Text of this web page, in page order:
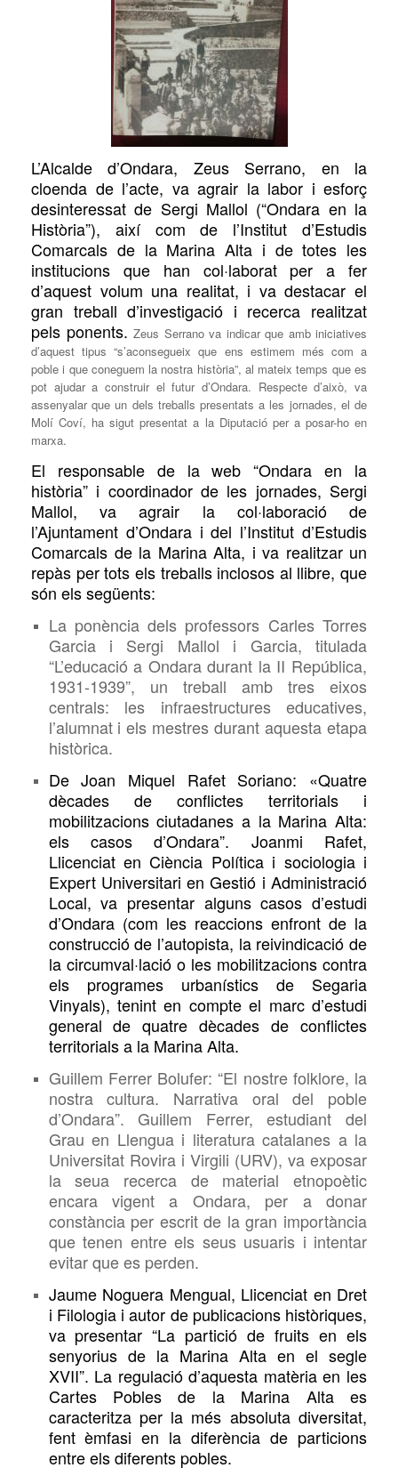
L’Alcalde d’Ondara, Zeus Serrano, en la
cloenda de l’acte, va agrair la labor i esforç
desinteressat de Sergi Mallol (“Ondara en la
Història”), aixícom de l’Institut d’Estudis
Comarcals de la Marina Alta i detotes les
institucions que han col·laborat per a fer
d’aquest volum una realitat, i va destacar el
gran treball d’investigació i recerca realitzat
pels ponents. Zeus Serrano va indicar que amb iniciatives
d’aquest tipus “s’aconsegueix que ens estimem més com a
poble i que coneguem la nostra història”, al mateix temps que es
pot ajudar a construir el futur d’Ondara. Respecte d’això, va
assenyalar que un dels treballs presentats a les jornades, el de
Molí Coví, ha sigut presentat a la Diputació per a posar-ho en
marxa.
El responsable de la web “Ondara en la
història” i coordinador de les jornades, Sergi
Mallol, va agrair la col·laboració de
l’Ajuntament d’Ondara i del l’Institut d’Estudis
Comarcals de la Marina Alta, i va realitzar un
repàs per tots els treballs inclosos al llibre, que
són els següents:
La ponència dels professors Carles Torres
Garcia i Sergi Mallol i Garcia, titulada
“L’educació a Ondara durant la II República,
1931-1939”, un treball amb tres eixos
centrals: les infraestructures educatives,
l’alumnat i els mestres durant aquesta etapa
històrica.
De Joan Miquel Rafet Soriano: «Quatre
dècades de conflictes territorials i
mobilitzacions ciutadanes a la Marina Alta:
els casos d’Ondara”. Joanmi Rafet,
Llicenciat en Ciència Política i sociologia i
Expert Universitari en Gestió i Administració
Local, va presentar alguns casos d’estudi
d’Ondara (com les reaccions enfront de la
construcció de l’autopista, la reivindicació de
la circumval·lació o les mobilitzacions contra
els programes urbanístics de Segaria
Vinyals), tenint en compte el marc d’estudi
general de quatre dècades de conflictes
territorials a la Marina Alta.
Guillem Ferrer Bolufer: “El nostre folklore, la
nostra cultura. Narrativa oral del poble
d’Ondara”. Guillem Ferrer, estudiant del
Grau en Llengua i literatura catalanes a la
Universitat Rovira i Virgili (URV), va exposar
la seua recerca de material etnopoètic
encara vigent a Ondara, per a donar
constància per escrit de la gran importància
que tenen entre els seus usuaris i intentar
evitar que es perden.
Jaume Noguera Mengual, Llicenciat en Dret
i Filologia i autor de publicacions històriques,
va presentar “La partició de fruits en els
senyorius de la Marina Alta en el segle
XVII”. La regulació d’aquesta matèria en les
Cartes Pobles de la Marina Alta es
caracteritza per la més absoluta diversitat,
fent èmfasi en la diferència de particions
entre els diferents pobles.